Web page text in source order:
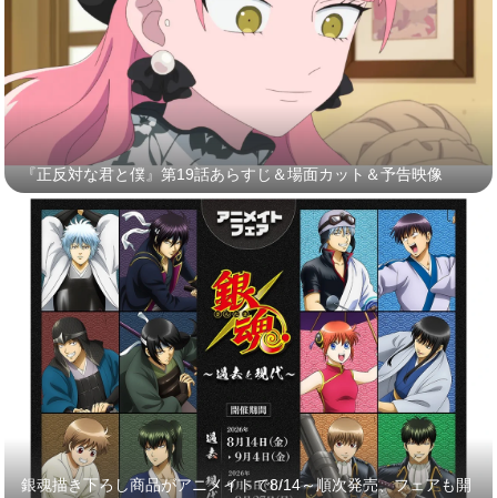
『正反対な君と僕』第19話あらすじ＆場面カット＆予告映像
銀魂描き下ろし商品がアニメイトで8/14～順次発売、フェアも開